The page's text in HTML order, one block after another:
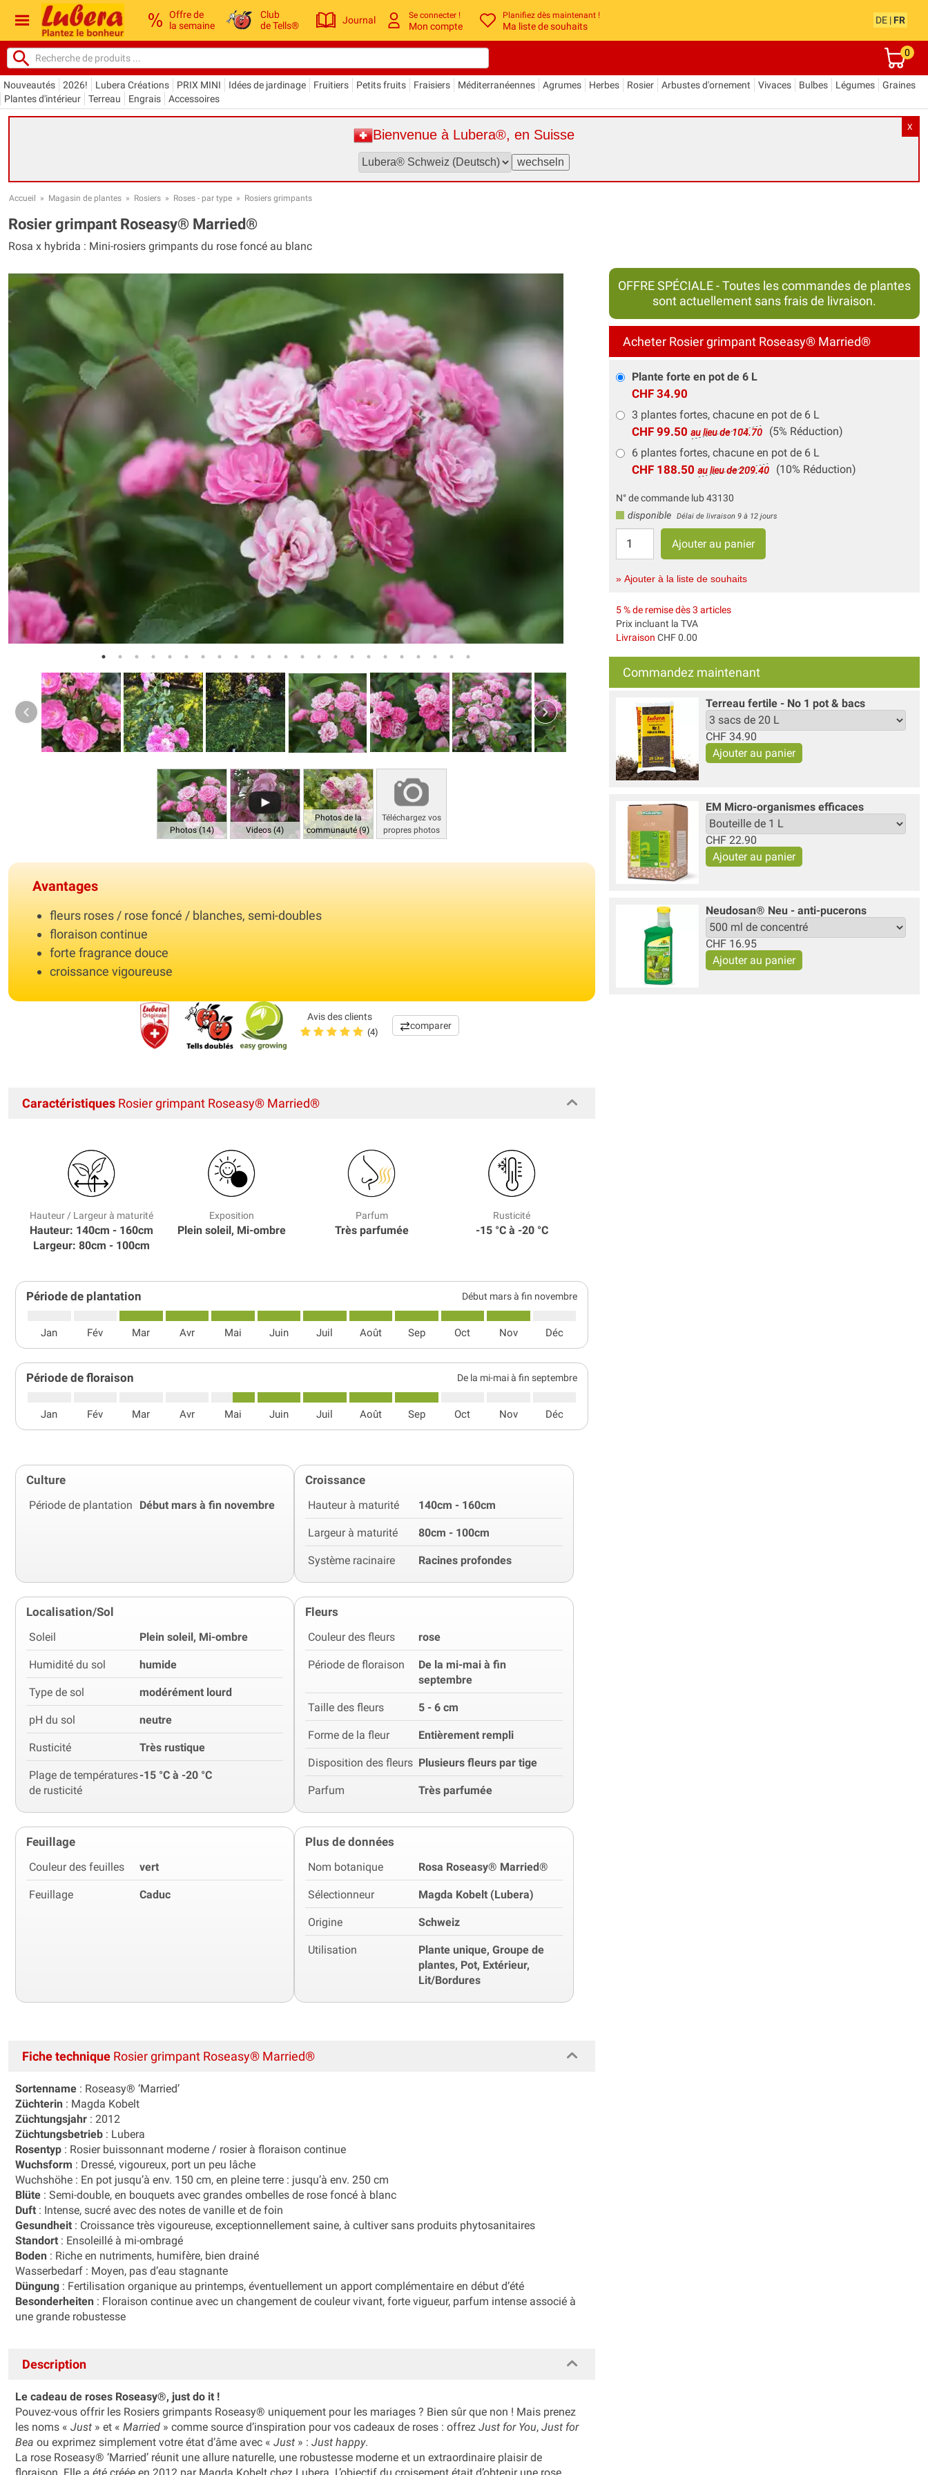
Offre de
la semaine
Club
de Tells®
Journal Se connecter !
Mon compte
Planifiez dès maintenant !
Ma liste de souhaits
DE | FR
0
Nouveautés 2026! Lubera Créations PRIX MINI Idées de jardinage Fruitiers Petits fruits Fraisiers Méditerranéennes Agrumes Herbes Rosier Arbustes d'ornement Vivaces Bulbes Légumes
Graines
Plantes d'intérieur
Terreau Engrais Accessoires
X
Bienvenue à Lubera®, en Suisse
Accueil » Magasin de plantes » Rosiers » Roses - par type » Rosiers grimpants
Rosier grimpant Roseasy® Married®
Rosa x hybrida : Mini-rosiers grimpants du rose foncé au blanc
Photos (14) Videos (4)
Photos de la
communauté (9)
Téléchargez vos
propres photos
Avantages
fleurs roses / rose foncé / blanches, semi-doubles
floraison continue
forte fragrance douce
croissance vigoureuse
Avis des clients
(4)
comparer
OFFRE SPÉCIALE - Toutes les commandes de plantes
sont actuellement sans frais de livraison.
Acheter Rosier grimpant Roseasy® Married®
Plante forte en pot de 6 L
CHF 34.90
3 plantes fortes, chacune en pot de 6 L
CHF 99.50 au lieu de 104.70
(5% Réduction)
6 plantes fortes, chacune en pot de 6 L
CHF 188.50 au lieu de 209.40 (10% Réduction)
N° de commande lub 43130
disponible
Délai de livraison 9 à 12 jours
» Ajouter à la liste de souhaits
5 % de remise dès 3 articles
Prix incluant la TVA
Livraison CHF 0.00
Commandez maintenant
Terreau fertile - No 1 pot & bacs
CHF 34.90
EM Micro-organismes efficaces
CHF 22.90
Neudosan® Neu - anti-pucerons
CHF 16.95
Caractéristiques Rosier grimpant Roseasy® Married®
Hauteur / Largeur à maturité
Hauteur: 140cm - 160cm
Largeur: 80cm - 100cm
Exposition
Plein soleil, Mi-ombre
Parfum
Très parfumée
Rusticité
-15 °C à -20 °C
Période de plantation Début mars à fin novembre
Jan Fév Mar Avr Mai Juin Juil Août Sep Oct Nov Déc
Période de floraison De la mi-mai à fin septembre
Jan Fév Mar Avr Mai Juin Juil Août Sep Oct Nov Déc
Culture
Période de plantation Début mars à fin novembre
Croissance
Hauteur à maturité 140cm - 160cm
Largeur à maturité 80cm - 100cm
Système racinaire Racines profondes
Localisation/Sol
Soleil Plein soleil, Mi-ombre
Humidité du sol humide
Type de sol modérément lourd
pH du sol neutre
Rusticité Très rustique
Plage de températures
de rusticité
-15 °C à -20 °C
Fleurs
Couleur des fleurs rose
Période de floraison
De la mi-mai à fin
septembre
Taille des fleurs 5 - 6 cm
Forme de la fleur Entièrement rempli
Disposition des fleurs Plusieurs fleurs par tige
Parfum Très parfumée
Feuillage
Couleur des feuilles vert
Feuillage Caduc
Plus de données
Nom botanique Rosa Roseasy® Married®
Sélectionneur Magda Kobelt (Lubera)
Origine Schweiz
Utilisation
Plante unique, Groupe de
plantes, Pot, Extérieur,
Lit/Bordures
Fiche technique Rosier grimpant Roseasy® Married®
Sortenname : Roseasy® ‘Married’
Züchterin : Magda Kobelt
Züchtungsjahr : 2012
Züchtungsbetrieb : Lubera
Rosentyp : Rosier buissonnant moderne / rosier à floraison continue
Wuchsform : Dressé, vigoureux, port un peu lâche
Wuchshöhe : En pot jusqu’à env. 150 cm, en pleine terre : jusqu’à env. 250 cm
Blüte : Semi-double, en bouquets avec grandes ombelles de rose foncé à blanc
Duft : Intense, sucré avec des notes de vanille et de foin
Gesundheit : Croissance très vigoureuse, exceptionnellement saine, à cultiver sans produits phytosanitaires
Standort : Ensoleillé à mi-ombragé
Boden : Riche en nutriments, humifère, bien drainé
Wasserbedarf : Moyen, pas d’eau stagnante
Düngung : Fertilisation organique au printemps, éventuellement un apport complémentaire en début d’été
Besonderheiten : Floraison continue avec un changement de couleur vivant, forte vigueur, parfum intense associé à
une grande robustesse
Description
Le cadeau de roses Roseasy®, just do it !
Pouvez-vous offrir les Rosiers grimpants Roseasy® uniquement pour les mariages ? Bien sûr que non ! Mais prenez
les noms « Just » et « Married » comme source d’inspiration pour vos cadeaux de roses : offrez Just for You, Just for
Bea ou exprimez simplement votre état d’âme avec « Just » : Just happy.
La rose Roseasy® ‘Married’ réunit une allure naturelle, une robustesse moderne et un extraordinaire plaisir de